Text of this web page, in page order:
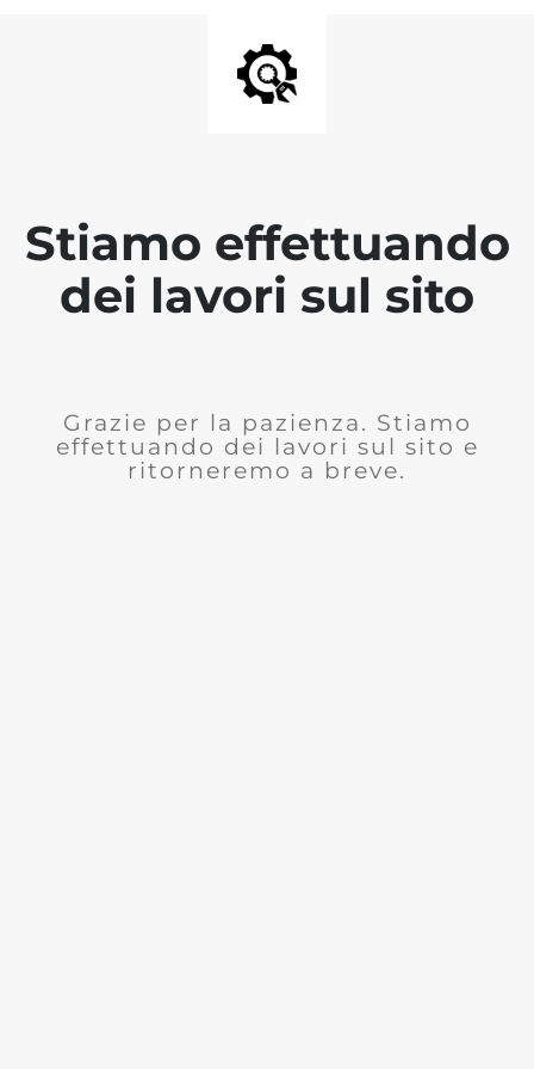
Stiamo effettuando
dei lavori sul sito
Grazie per la pazienza. Stiamo
effettuando dei lavori sul sito e
ritorneremo a breve.